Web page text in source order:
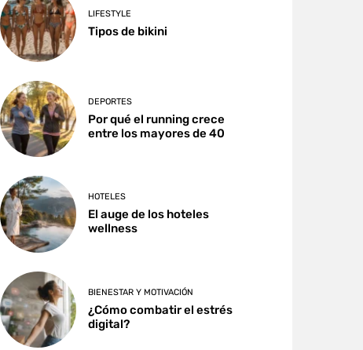
LIFESTYLE
Tipos de bikini
DEPORTES
Por qué el running crece
entre los mayores de 40
HOTELES
El auge de los hoteles
wellness
BIENESTAR Y MOTIVACIÓN
¿Cómo combatir el estrés
digital?